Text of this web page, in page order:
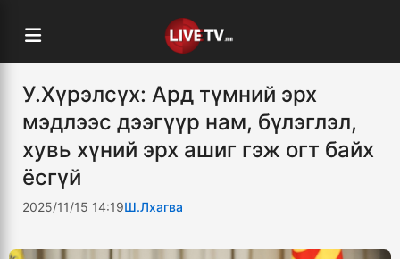
У.Хүрэлсүх: Ард түмний эрх
мэдлээс дээгүүр нам, бүлэглэл,
хувь хүний эрх ашиг гэж огт байх
ёсгүй
2025/11/15 14:19Ш.Лхагва